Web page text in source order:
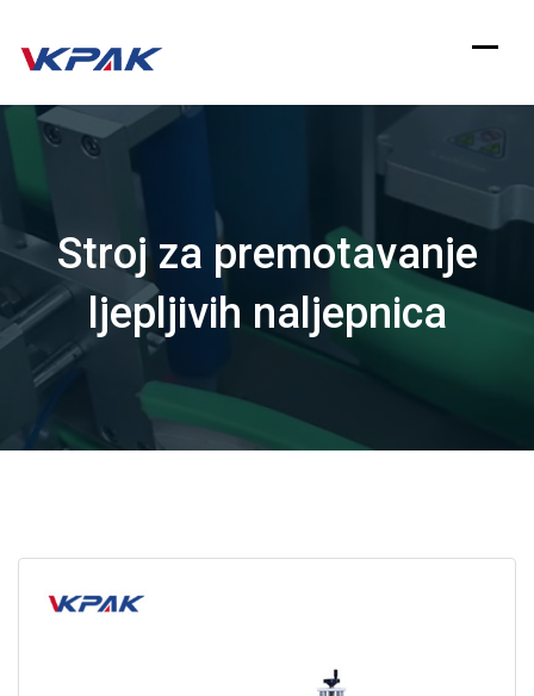
Preskoči
Stroj za premotavanje
ljepljivih naljepnica